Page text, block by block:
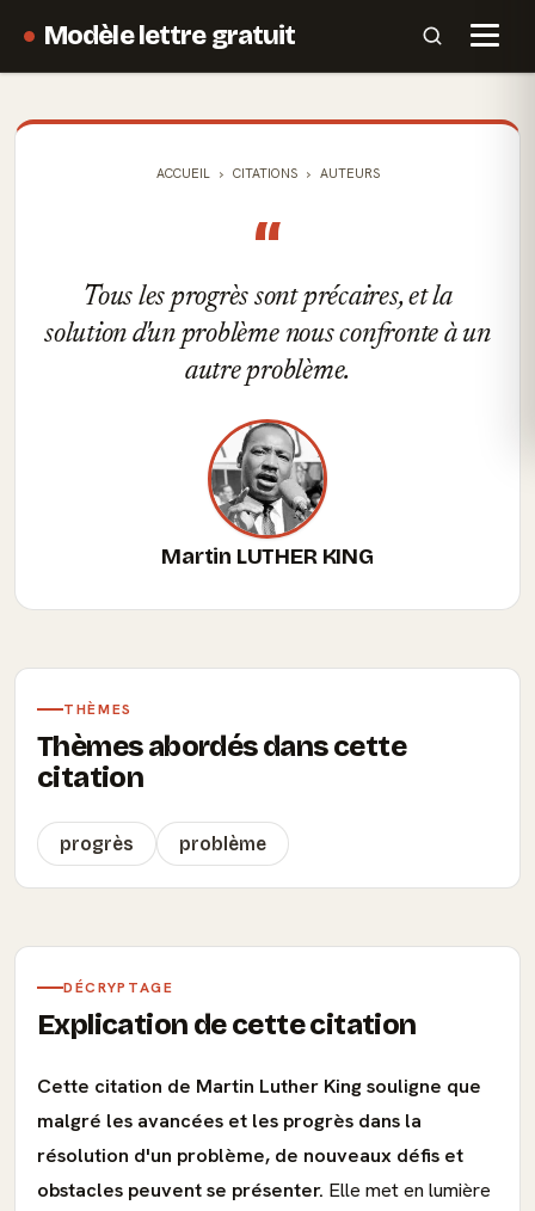
Modèle lettre gratuit
ACCUEIL CITATIONS AUTEURS
“
Tous les progrès sont précaires, et la
solution d'un problème nous confronte à un
autre problème.
Martin LUTHER KING
THÈMES
Thèmes abordés dans cette
citation
progrès problème
DÉCRYPTAGE
Explication de cette citation
Cette citation de Martin Luther King souligne que
malgré les avancées et les progrès dans la
résolution d'un problème, de nouveaux défis et
obstacles peuvent se présenter. Elle met en lumière